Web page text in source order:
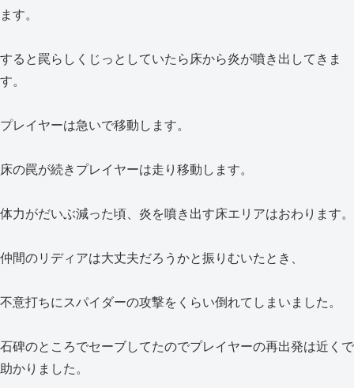
ます。
すると罠らしくじっとしていたら床から炎が噴き出してきま
す。
プレイヤーは急いで移動します。
床の罠が続きプレイヤーは走り移動します。
体力がだいぶ減った頃、炎を噴き出す床エリアはおわります。
仲間のリディアは大丈夫だろうかと振りむいたとき、
不意打ちにスパイダーの攻撃をくらい倒れてしまいました。
石碑のところでセーブしてたのでプレイヤーの再出発は近くで
助かりました。